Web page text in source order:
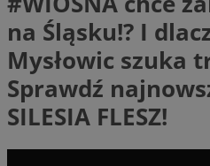
na Śląsku!? I
Mysłowic szuka
Sprawdź
SILESIA FLESZ!